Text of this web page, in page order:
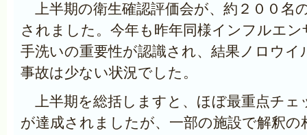
上半期の衛生確認評価会が、約２００名
されました。今年も昨年同様インフルエ
手洗いの重要性が認識され、結果ノロウイ
事故は少ない状況でした。
上半期を総括しますと、ほぼ最重点チェ
が達成されましたが、一部の施設で解釈の